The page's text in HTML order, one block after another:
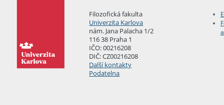
Filozofická fakulta
Univerzita Karlova
nám. Jana Palacha 1/2
116 38 Praha 1
IČO: 00216208
DIČ: CZ00216208
Další kontakty
Podatelna